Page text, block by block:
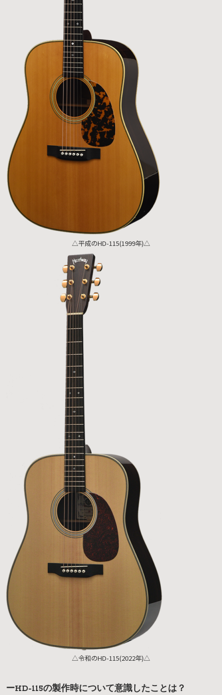
△平成のHD-115(1999年)△
△令和のHD-115(2022年)△
ーHD-115の製作時について意識したことは？